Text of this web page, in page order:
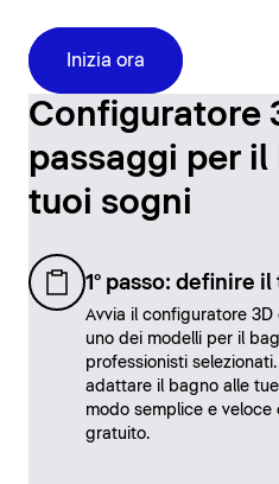
Inizia ora
Configuratore
passaggi per il
tuoi sogni
1° passo: definire
Avvia il configuratore
uno dei modelli per il
professionisti
adattare il bagno alle
modo semplice e
gratuito.